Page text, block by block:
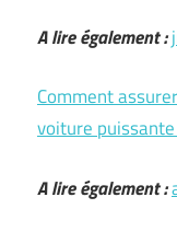
A lire également :
Comment
voiture puissante
A lire également :